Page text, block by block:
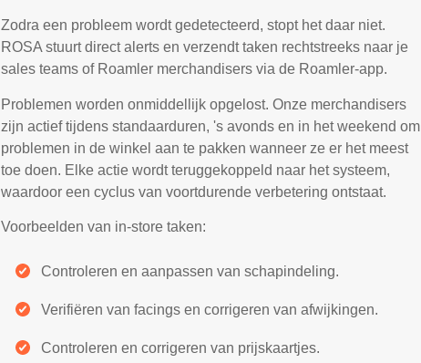
Zodra een probleem wordt gedetecteerd, stopt het daar niet.
ROSA stuurt direct alerts en verzendt taken rechtstreeks naar je
sales teams of Roamler merchandisers via de Roamler-app.
Problemen worden onmiddellijk opgelost. Onze merchandisers
zijn actief tijdens standaarduren, 's avonds en in het weekend om
problemen in de winkel aan te pakken wanneer ze er het meest
toe doen. Elke actie wordt teruggekoppeld naar het systeem,
waardoor een cyclus van voortdurende verbetering ontstaat.
Voorbeelden van in-store taken:
Controleren en aanpassen van schapindeling.
Verifiëren van facings en corrigeren van afwijkingen.
Controleren en corrigeren van prijskaartjes.